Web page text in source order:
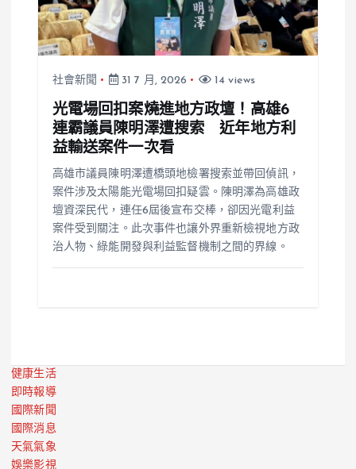
社會新聞 31 7 月, 2026 14 views
光電場回扣案燒進地方政壇！高雄6
連霸議員陳明澤遭搜索 近年地方利
益輸送案件一次看
高雄市議員陳明澤遭橋頭地檢署搜索並帶回偵訊，
案件涉及太陽能光電場回扣疑雲。陳明澤為高雄政
壇資深民代，連任6屆後宣布交棒，卻因光電利益
案件受到關注。此次事件也讓外界重新檢視地方政
治人物、綠能開發與利益監督機制之間的界線。
健康生活
即時報導
國際新聞
國際消息
天氣氣象
娛樂影視